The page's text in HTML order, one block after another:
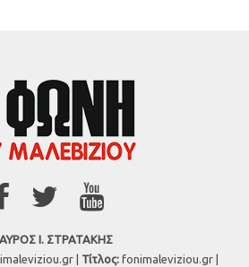
Ι. ΣΤΡΑΤΑΚΗΣ
| Τίτλος:fonimaleviziou.gr |